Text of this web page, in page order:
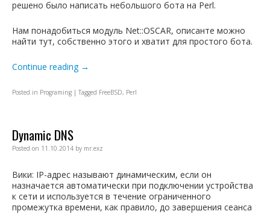
решено было написать небольшого бота на Perl.
Нам понадобиться модуль Net::OSCAR, описанте можно
найти тут, собственно этого и хватит для простого бота.
Continue reading →
Posted in Programing | Tagged FreeBSD, Perl
Dynamic DNS
Posted on 11.10.2014 by mr.exz
Вики: IP-адрес называют динамическим, если он
назначается автоматически при подключении устройства
к сети и используется в течение ограниченного
промежутка времени, как правило, до завершения сеанса